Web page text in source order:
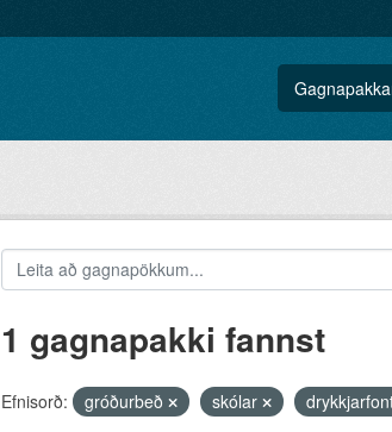
1 gagnapakki fannst
Efnisorð: gróðurbeð skólar